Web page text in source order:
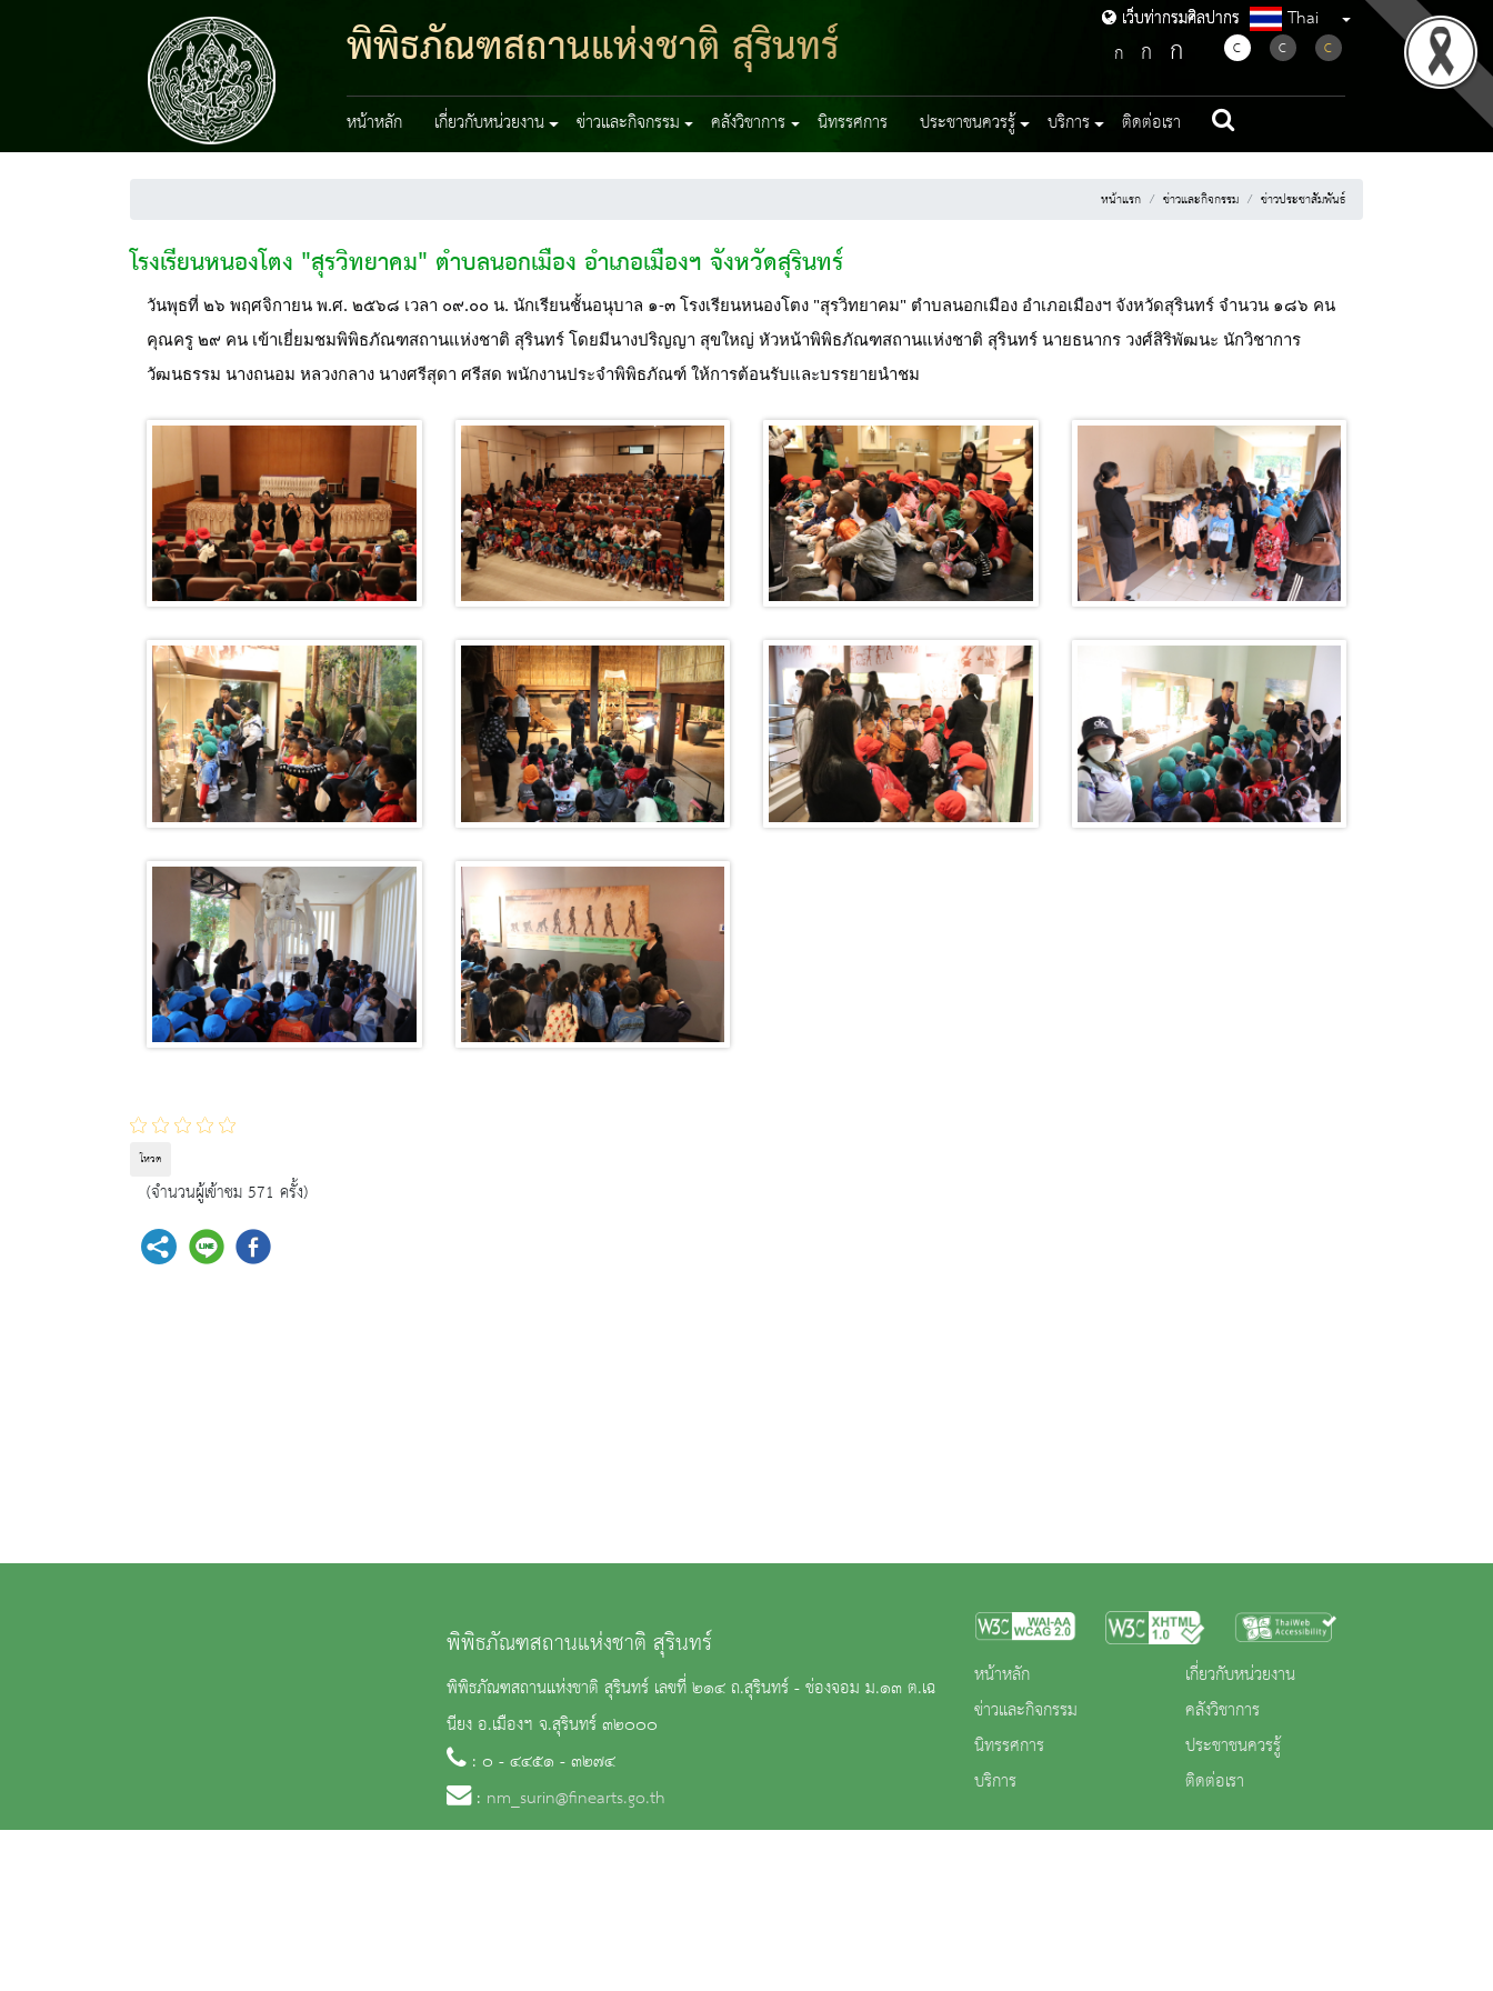
เว็บท่ากรมศิลปากร
พิพิธภัณฑสถานแห่งชาติ สุรินทร์ เว็บท่ากรมศิลปากร Thai
ก ก ก C C C
หน้าหลัก เกี่ยวกับหน่วยงาน ข่าวและกิจกรรม คลังวิชาการ นิทรรศการ ประชาชนควรรู้ บริการ ติดต่อเรา
หน้าแรก ข่าวและกิจกรรม ข่าวประชาสัมพันธ์
โรงเรียนหนองโตง "สุรวิทยาคม" ตำบลนอกเมือง อำเภอเมืองฯ จังหวัดสุรินทร์
วันพุธที่ ๒๖ พฤศจิกายน พ.ศ. ๒๕๖๘ เวลา ๐๙.๐๐ น. นักเรียนชั้นอนุบาล ๑-๓ โรงเรียนหนองโตง "สุรวิทยาคม" ตำบลนอกเมือง อำเภอเมืองฯ จังหวัดสุรินทร์ จำนวน ๑๘๖ คน
คุณครู ๒๙ คน เข้าเยี่ยมชมพิพิธภัณฑสถานแห่งชาติ สุรินทร์ โดยมีนางปริญญา สุขใหญ่ หัวหน้าพิพิธภัณฑสถานแห่งชาติ สุรินทร์ นายธนากร วงศ์สิริพัฒนะ นักวิชาการ
วัฒนธรรม นางถนอม หลวงกลาง นางศรีสุดา ศรีสด พนักงานประจำพิพิธภัณฑ์ ให้การต้อนรับและบรรยายนำชม
โหวต
(จำนวนผู้เข้าชม 571 ครั้ง)
พิพิธภัณฑสถานแห่งชาติ สุรินทร์
พิพิธภัณฑสถานแห่งชาติ สุรินทร์ เลขที่ ๒๑๔ ถ.สุรินทร์ - ช่องจอม ม.๑๓ ต.เฉ
นียง อ.เมืองฯ จ.สุรินทร์ ๓๒๐๐๐
: ๐ - ๔๔๕๑ - ๓๒๗๔
: nm_surin@finearts.go.th
หน้าหลัก
ข่าวและกิจกรรม
นิทรรศการ
บริการ
เกี่ยวกับหน่วยงาน
คลังวิชาการ
ประชาชนควรรู้
ติดต่อเรา